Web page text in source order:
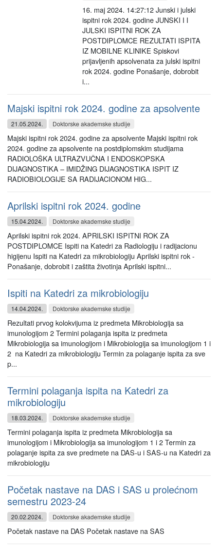
16. maj 2024. 14:27:12 Junski i julski
ispitni rok 2024. godine JUNSKI I I
JULSKI ISPITNI ROK ZA
POSTDIPLOMCE REZULTATI ISPITA
IZ MOBILNE KLINIKE Spiskovi
prijavljenih apsolvenata za julski ispitni
rok 2024. godine Ponašanje, dobrobit
i...
Majski ispitni rok 2024. godine za apsolvente
21.05.2024. Doktorske akademske studije
Majski ispitni rok 2024. godine za apsolvente Majski ispitni rok
2024. godine za apsolvente na postdiplomskim studijama
RADIOLOŠKA ULTRAZVUČNA I ENDOSKOPSKA
DIJAGNOSTIKA – IMIDŽING DIJAGNOSTIKA ISPIT IZ
RADIOBIOLOGIJE SA RADIJACIONOM HIG...
Aprilski ispitni rok 2024. godine
15.04.2024. Doktorske akademske studije
Aprilski ispitni rok 2024. APRILSKI ISPITNI ROK ZA
POSTDIPLOMCE Ispiti na Katedri za Radiologiju i radijacionu
higijenu Ispiti na Katedri za mikrobiologiju Aprilski ispitni rok -
Ponašanje, dobrobit i zaštita životinja Aprilski ispitni...
Ispiti na Katedri za mikrobiologiju
14.04.2024. Doktorske akademske studije
Rezultati prvog kolokvijuma iz predmeta Mikrobiologija sa
imunologijom 2 Termini polaganja ispita iz predmeta
Mikrobiologija sa imunologijom i Mikrobiologija sa imunologijom 1 i
2 na Katedri za mikrobiologiju Termin za polaganje ispita za sve
p...
Termini polaganja ispita na Katedri za
mikrobiologiju
18.03.2024. Doktorske akademske studije
Termini polaganja ispita iz predmeta Mikrobiologija sa
imunologijom i Mikrobiologija sa imunologijom 1 i 2 Termin za
polaganje ispita za sve predmete na DAS-u i SAS-u na Katedri za
mikrobiologiju
Početak nastave na DAS i SAS u prolećnom
semestru 2023-24
20.02.2024. Doktorske akademske studije
Početak nastave na DAS Početak nastave na SAS